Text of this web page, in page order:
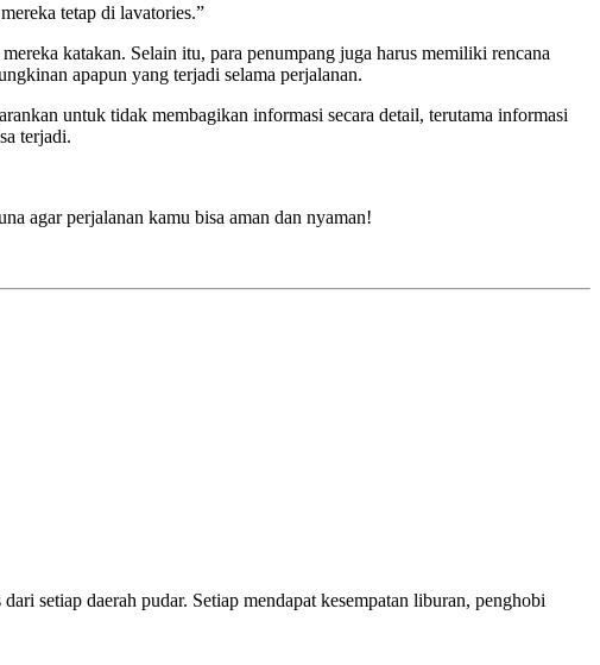
tetap di lavatories.”
katakan. Selain itu, para penumpang juga harus memiliki rencana
apapun yang terjadi selama perjalanan.
untuk tidak membagikan informasi secara detail, terutama informasi
terjadi.
agar perjalanan kamu bisa aman dan nyaman!
setiap daerah pudar. Setiap mendapat kesempatan liburan, penghobi